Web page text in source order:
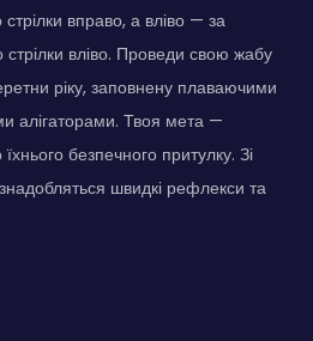
вправо, а вліво — за
вліво. Проведи свою жабу
ріку, заповнену плаваючими
алігаторами. Твоя мета —
безпечного притулку. Зі
швидкі рефлекси та